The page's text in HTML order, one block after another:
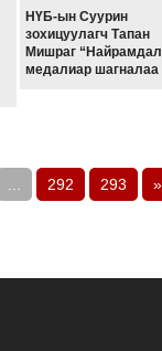
НҮБ-ын Суурин
зохицуулагч Тапан
Мишраг
медалиар шагналаа
... 292 293 »